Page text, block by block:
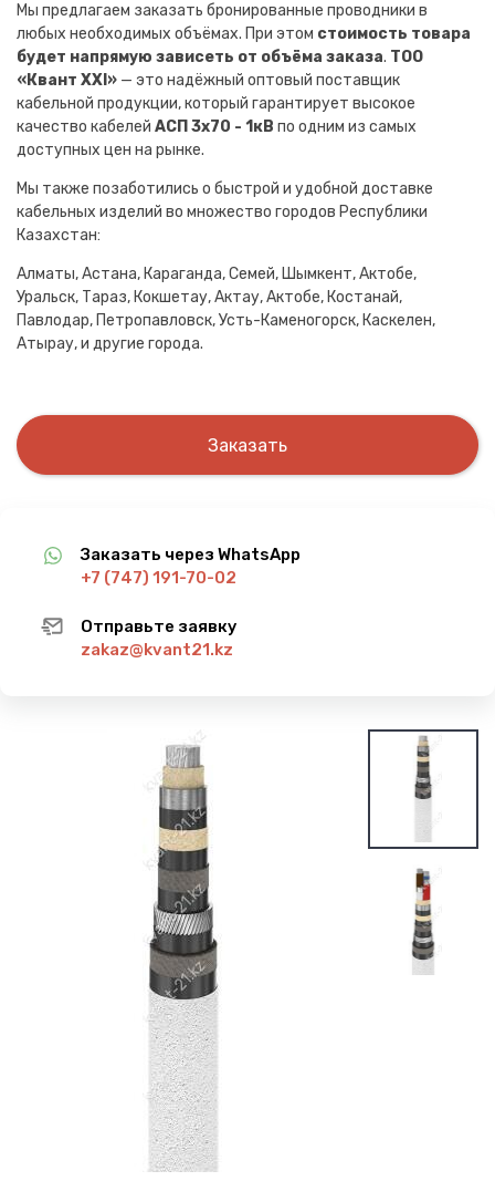
Мы предлагаем заказать бронированные проводники в
любых необходимых объёмах. При этом стоимость товара
будет напрямую зависеть от объёма заказа. ТОО
«Квант XXI» — это надёжный оптовый поставщик
кабельной продукции, который гарантирует высокое
качество кабелей АСП 3х70 - 1кВ по одним из самых
доступных цен на рынке.
Мы также позаботились о быстрой и удобной доставке
кабельных изделий во множество городов Республики
Казахстан:
Алматы, Астана, Караганда, Семей, Шымкент, Актобе,
Уральск, Тараз, Кокшетау, Актау, Актобе, Костанай,
Павлодар, Петропавловск, Усть-Каменогорск, Каскелен,
Атырау, и другие города.
Заказать
Заказать через WhatsApp
+7 (747) 191-70-02
Отправьте заявку
zakaz@kvant21.kz